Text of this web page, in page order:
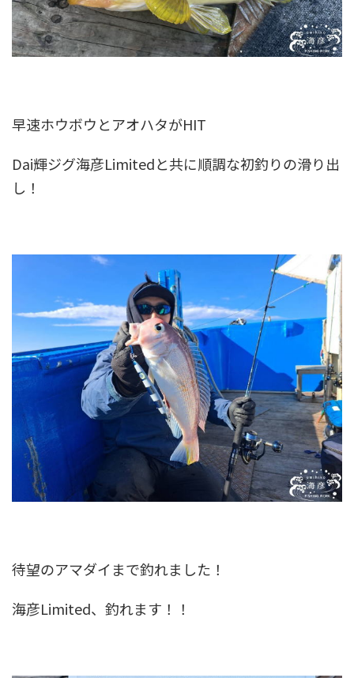
早速ホウボウとアオハタがHIT
Dai輝ジグ海彦Limitedと共に順調な初釣りの滑り出
し！
待望のアマダイまで釣れました！
海彦Limited、釣れます！！